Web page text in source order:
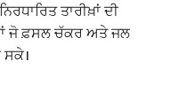
ਤਾਰੀਖ਼ਾਂ ਦੀ
ਜੋ ਫ਼ਸਲ ਚੱਕਰ ਅਤੇ ਜਲ
ਸਕੇ।